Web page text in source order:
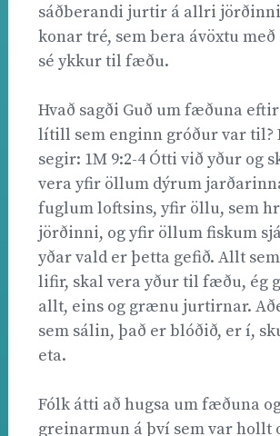
sáðberandi jurtir á allri
konar tré, sem bera ávöxtu
sé ykkur til fæðu.
Hvað sagði Guð um fæðuna
lítill sem enginn gróður var til?
segir: 1M 9:2-4 Ótti við yður og
vera yfir öllum dýrum
fuglum loftsins, yfir öllu, sem
jörðinni, og yfir öllum fiskum
yðar vald er þetta gefið. Allt
lifir, skal vera yður til fæðu, ég
allt, eins og grænu jurtirnar.
sem sálin, það er blóðið, er í,
eta.
Fólk átti að hugsa um fæðuna
greinarmun á því sem var hollt